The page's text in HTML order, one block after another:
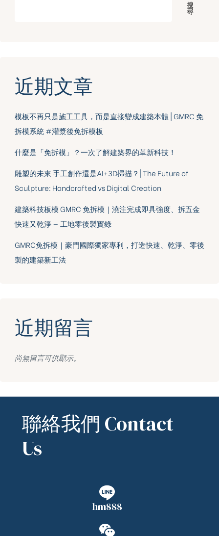
搜
尋
近期文章
模板不再只是施工工具，而是直接變成建築本體 | GMRC 免
拆模系統 #灌漿後免拆模板
什麼是「免拆模」？一次了解建築界的革新科技！
雕塑的未來 手工創作還是AI+3D掃描？| The Future of
Sculpture: Handcrafted vs Digital Creation
建築科技板模 GMRC 免拆模｜澆注完成即具強度、拆五金
快速又乾淨 — 工地零後製實錄
GMRC免拆模｜豪門國際獨家專利，打造快速、乾淨、零後
製的建築新工法
近期留言
尚無留言可供顯示。
聯絡我們 Contact
Us
hm888